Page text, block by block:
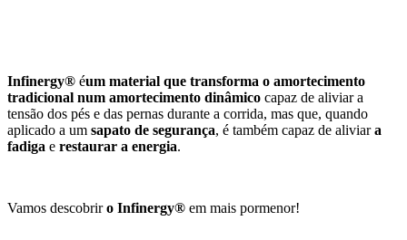
Infinergy® éum material que transforma o amortecimento
tradicional num amortecimento dinâmico capaz de aliviar a
tensão dos pés e das pernas durante a corrida, mas que, quando
aplicado a um sapato de segurança, é também capaz de aliviara
fadiga e restaurar a energia.
Vamos descobriro Infinergy® em mais pormenor!